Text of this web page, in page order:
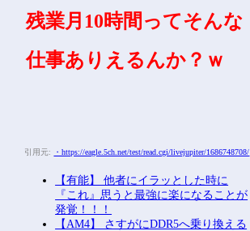
残業月10時間ってそんな
仕事ありえるんか？ｗ
引用元: ・https://eagle.5ch.net/test/read.cgi/livejupiter/1686748708/
【有能】 他者にイラッとした時に
『これ』思うと最強に楽になることが
発覚！！！
【AM4】 さすがにDDR5へ乗り換える